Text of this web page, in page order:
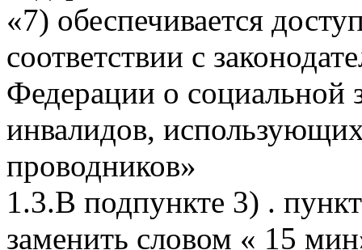
«7) обеспечивается
соответствии с
Федерации о социальной
инвалидов,
проводников»
1.3.В подпункте 3) .
заменить словом « 15